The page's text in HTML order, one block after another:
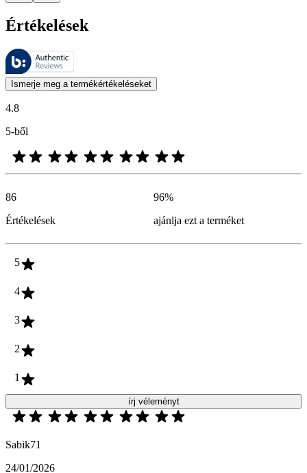
Értékelések
Ezeket az értékeléseket a Bazaarvoice kezeli, és megfelelnek a
A termékbesorolás és csillagos besorolás formájában kifejezett
Ismerje meg a termékértékeléseket
4.8
5-ből
86
Értékelések
96%
ajánlja ezt a terméket
5
4
3
2
1
írj véleményt
Sabik71
24/01/2026